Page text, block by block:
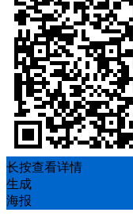
长按查看详情
生成
海报